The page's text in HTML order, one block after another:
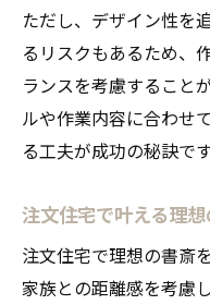
ただし、デザイン性を
るリスクもあるため、
ランスを考慮すること
ルや作業内容に合わせ
る工夫が成功の秘訣です
注文住宅で叶える理
注文住宅で理想の書斎
家族との距離感を考慮